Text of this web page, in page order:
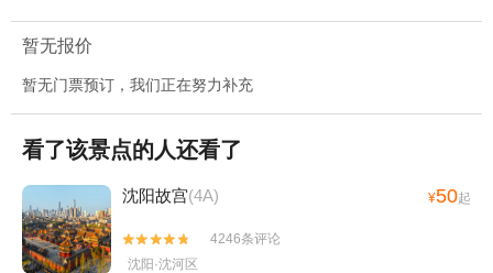
暂无报价
暂无门票预订，我们正在努力补充
看了该景点的人还看了
沈阳故宫(4A) ¥50起


4246条评论
沈阳·沈河区